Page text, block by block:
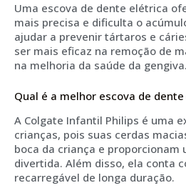
Uma escova de dente elétrica
mais precisa e dificulta o
ajudar a prevenir tártaros e
ser mais eficaz na remoção de
na melhoria da saúde da gengiva.
Qual é a melhor escova de
A Colgate Infantil Philips é uma
crianças, pois suas cerdas
boca da criança e proporcionam
divertida. Além disso, ela conta
recarregável de longa duração.